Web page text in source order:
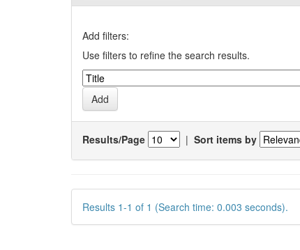
Add filters:
Use filters to refine the search results.
Results/Page | Sort items by
Results 1-1 of 1 (Search time: 0.003 seconds).